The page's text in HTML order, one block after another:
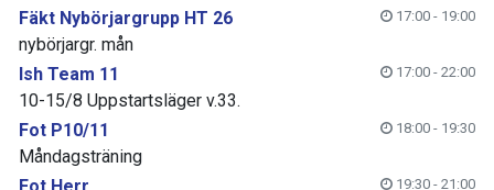
Fäkt Nybörjargrupp HT 26
17:00 - 19:00
nybörjargr. mån
Ish Team 11
17:00 - 22:00
10-15/8 Uppstartsläger v.33.
Fot P10/11
18:00 - 19:30
Måndagsträning
19:30 - 21:00